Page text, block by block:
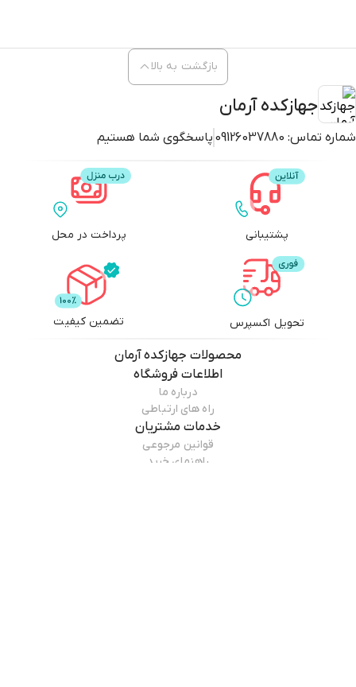
جهازکده آرمان
شماره تماس: 09126037880 پاسخگوی شما هستیم
بازگشت به بالا
پشتیبانی پرداخت در محل
تحویل اکسپرس تضمین کیفیت
محصولات جهازکده آرمان
اطلاعات فروشگاه
درباره ما
راه های ارتباطی
خدمات مشتریان
قوانین مرجوعی
راهنمای خرید